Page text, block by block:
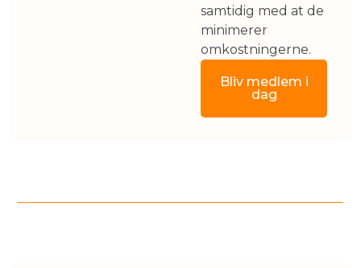
samtidig med at de
minimerer
omkostningerne.
Bliv medlem i
dag